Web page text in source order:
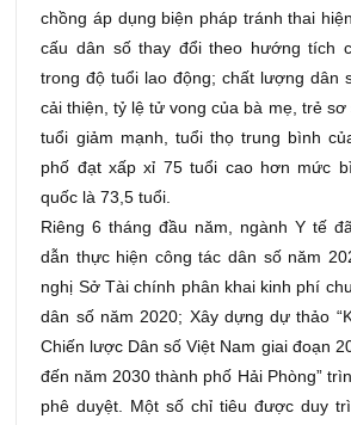
chồng áp dụng biện pháp tránh thai
cấu dân số thay đổi theo hướng tích
trong độ tuổi lao động; chất lượng dân
cải thiện, tỷ lệ tử vong của bà mẹ, trẻ
tuổi giảm mạnh, tuổi thọ trung bình
phố đạt xấp xỉ 75 tuổi cao hơn mức
quốc là 73,5 tuổi.
Riêng 6 tháng đầu năm, ngành Y tế
dẫn thực hiện công tác dân số năm
nghị Sở Tài chính phân khai kinh phí
dân số năm 2020; Xây dựng dự thảo
Chiến lược Dân số Việt Nam giai đoạn
đến năm 2030 thành phố Hải Phòng”
phê duyệt. Một số chỉ tiêu được duy